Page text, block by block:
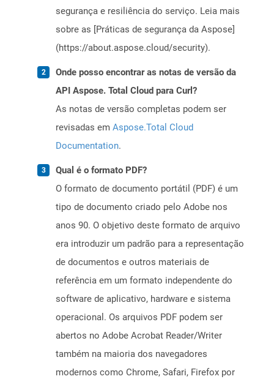
segurança e resiliência do serviço. Leia mais
sobre as [Práticas de segurança da Aspose]
(https://about.aspose.cloud/security).
Onde posso encontrar as notas de versão da
API Aspose. Total Cloud para Curl?
As notas de versão completas podem ser
revisadas em Aspose.Total Cloud
Documentation.
Qual é o formato PDF?
O formato de documento portátil (PDF) é um
tipo de documento criado pelo Adobe nos
anos 90. O objetivo deste formato de arquivo
era introduzir um padrão para a representação
de documentos e outros materiais de
referência em um formato independente do
software de aplicativo, hardware e sistema
operacional. Os arquivos PDF podem ser
abertos no Adobe Acrobat Reader/Writer
também na maioria dos navegadores
modernos como Chrome, Safari, Firefox por